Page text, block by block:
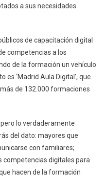
a sus necesidades
de capacitación digital
competencias a los
de la formación un vehículo
es ‘Madrid Aula Digital’, que
de 132.000 formaciones
lo verdaderamente
del dato: mayores que
con familiares;
competencias digitales para
hacen de la formación